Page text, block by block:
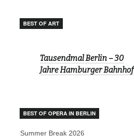
BEST OF ART
Tausendmal Berlin – 30
Jahre Hamburger Bahnhof
BEST OF OPERA IN BERLIN
Summer Break 2026